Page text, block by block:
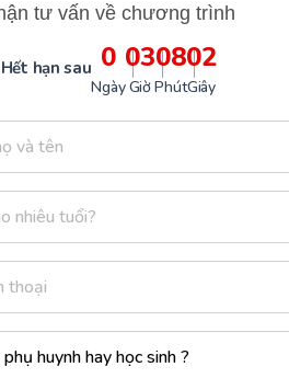
tư vấn về chương trình
Hết hạn sau 0
Ngày
03
Giờ
08
Phút
01
Giây
(Ảnh: sưu tầm internet)
chất xơ và dưỡng chất cần
tốt và tăng cân nhanh. Tôm
bé thông minh và nhanh
bị bao gồm:
vo sạch sau đó đổ nước